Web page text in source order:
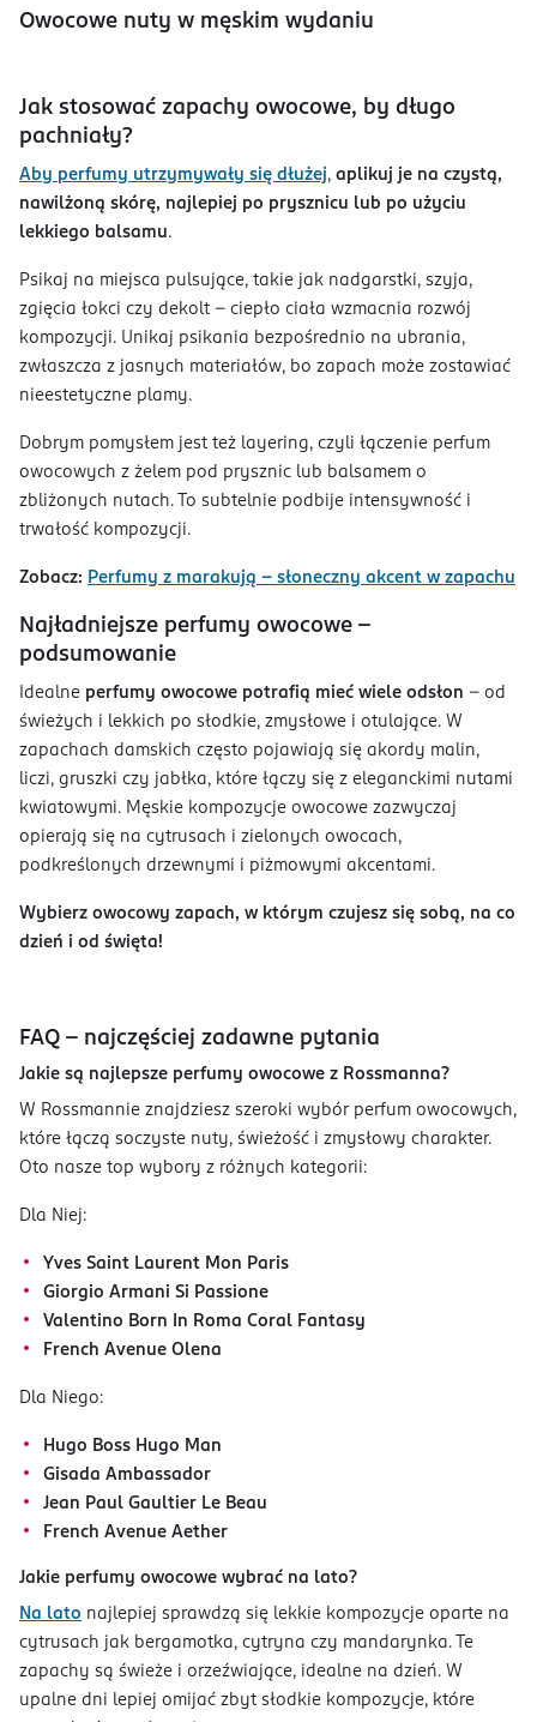
Owocowe nuty w męskim wydaniu
Jak stosować zapachy owocowe, by długo
pachniały?
Aby perfumy utrzymywały się dłużej, aplikuj je na czystą,
nawilżoną skórę, najlepiej po prysznicu lub po użyciu
lekkiego balsamu.
Psikaj na miejsca pulsujące, takie jak nadgarstki, szyja,
zgięcia łokci czy dekolt – ciepło ciała wzmacnia rozwój
kompozycji. Unikaj psikania bezpośrednio na ubrania,
zwłaszcza z jasnych materiałów, bo zapach może zostawiać
nieestetyczne plamy.
Dobrym pomysłem jest też layering, czyli łączenie perfum
owocowych z żelem pod prysznic lub balsamem o
zbliżonych nutach. To subtelnie podbije intensywność i
trwałość kompozycji.
Zobacz: Perfumy z marakują - słoneczny akcent w zapachu
Najładniejsze perfumy owocowe –
podsumowanie
Idealne perfumy owocowe potrafią mieć wiele odsłon – od
świeżych i lekkich po słodkie, zmysłowe i otulające. W
zapachach damskich często pojawiają się akordy malin,
liczi, gruszki czy jabłka, które łączy się z eleganckimi nutami
kwiatowymi. Męskie kompozycje owocowe zazwyczaj
opierają się na cytrusach i zielonych owocach,
podkreślonych drzewnymi i piżmowymi akcentami.
Wybierz owocowy zapach, w którym czujesz się sobą, na co
dzień i od święta!
FAQ - najczęściej zadawne pytania
Jakie są najlepsze perfumy owocowe z Rossmanna?
W Rossmannie znajdziesz szeroki wybór perfum owocowych,
które łączą soczyste nuty, świeżość i zmysłowy charakter.
Oto nasze top wybory z różnych kategorii:
Dla Niej:
Yves Saint Laurent Mon Paris
Giorgio Armani Si Passione
Valentino Born In Roma Coral Fantasy
French Avenue Olena
Dla Niego:
Hugo Boss Hugo Man
Gisada Ambassador
Jean Paul Gaultier Le Beau
French Avenue Aether
Jakie perfumy owocowe wybrać na lato?
Na lato najlepiej sprawdzą się lekkie kompozycje oparte na
cytrusach jak bergamotka, cytryna czy mandarynka. Te
zapachy są świeże i orzeźwiające, idealne na dzień. W
upalne dni lepiej omijać zbyt słodkie kompozycje, które